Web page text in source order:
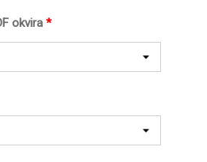
*
okvira